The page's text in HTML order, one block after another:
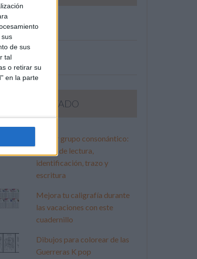
de sus
tal
o retirar su
en la parte
LO MÁS VISITADO
Primer grupo consonántico:
Fichas de lectura,
identificación, trazo y
escritura
Mejora tu caligrafía durante
las vacaciones con este
cuadernillo
Dibujos para colorear de las
Guerreras K pop